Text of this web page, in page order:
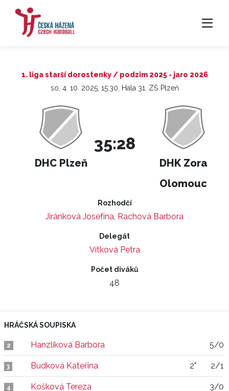
1. liga starší dorostenky / podzim 2025 - jaro 2026
so, 4. 10. 2025, 15:30, Hala 31. ZŠ Plzeň
DHC Plzeň
35:28
DHK Zora
Olomouc
Rozhodčí
Jiránková Josefína, Rachová Barbora
Delegát
Vítková Petra
Počet diváků
48
HRÁČSKÁ SOUPISKA
2 Hanzlíková Barbora 5/0
3 Budková Kateřina 2" 2/1
4 Košková Tereza 3/0